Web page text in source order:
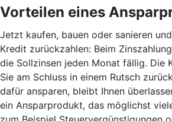
Vorteilen eines
Jetzt kaufen, bauen oder sanieren
Kredit zurückzahlen: Beim
die Sollzinsen jeden Monat fällig. Die
Sie am Schluss in einem Rutsch
dafür ansparen, bleibt Ihnen
ein Ansparprodukt, das möglichst